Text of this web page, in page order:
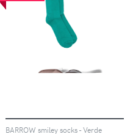
BARROW smiley socks - Verde